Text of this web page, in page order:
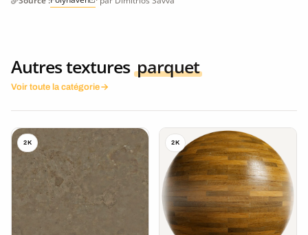
Autres textures parquet
Voir toute la catégorie
2K 2K